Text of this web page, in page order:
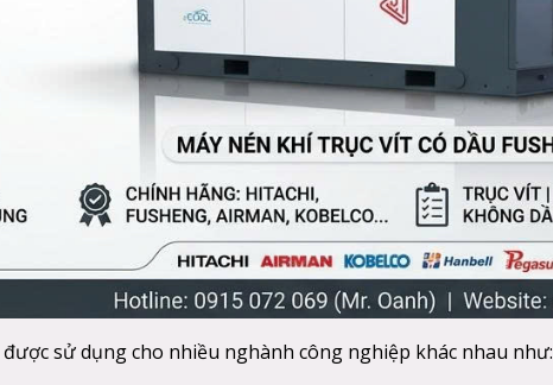
sử dụng cho nhiều nghành công nghiệp khác nhau như: